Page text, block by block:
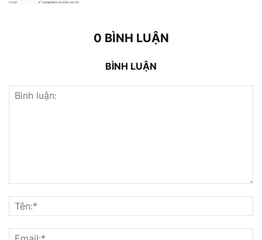
0 BÌNH LUẬN
BÌNH LUẬN